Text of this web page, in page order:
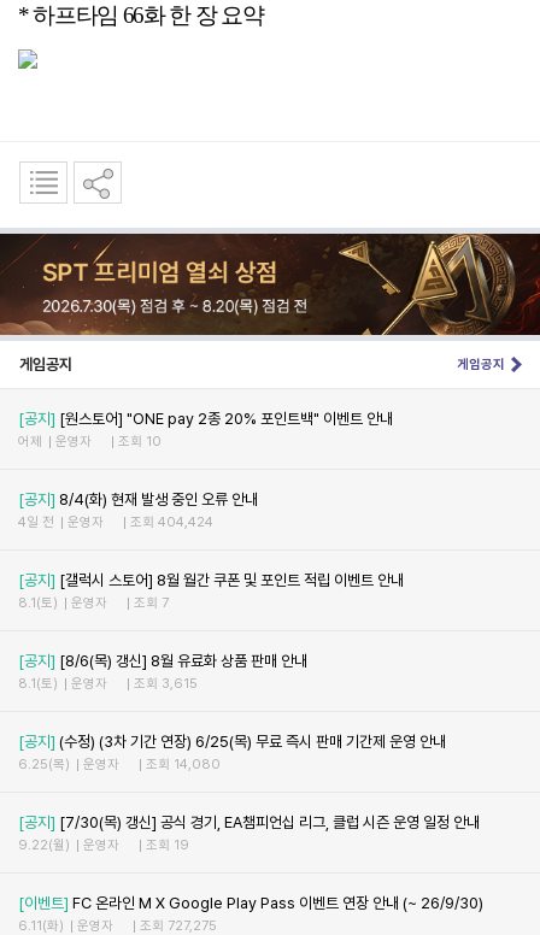
*하프타임 66화 한 장 요약
게임공지 게임공지
[공지] [원스토어] "ONE pay 2종 20% 포인트백" 이벤트 안내
어제 운영자 조회 10
[공지] 8/4(화) 현재 발생 중인 오류 안내
4일 전 운영자 조회 404,424
[공지] [갤럭시 스토어] 8월 월간 쿠폰 및 포인트 적립 이벤트 안내
8.1(토) 운영자 조회 7
[공지] [8/6(목) 갱신] 8월 유료화 상품 판매 안내
8.1(토) 운영자 조회 3,615
[공지] (수정) (3차 기간 연장) 6/25(목) 무료 즉시 판매 기간제 운영 안내
6.25(목) 운영자 조회 14,080
[공지] [7/30(목) 갱신] 공식 경기, EA챔피언십 리그, 클럽 시즌 운영 일정 안내
9.22(월) 운영자 조회 19
[이벤트] FC 온라인 M X Google Play Pass 이벤트 연장 안내 (~ 26/9/30)
6.11(화) 운영자 조회 727,275